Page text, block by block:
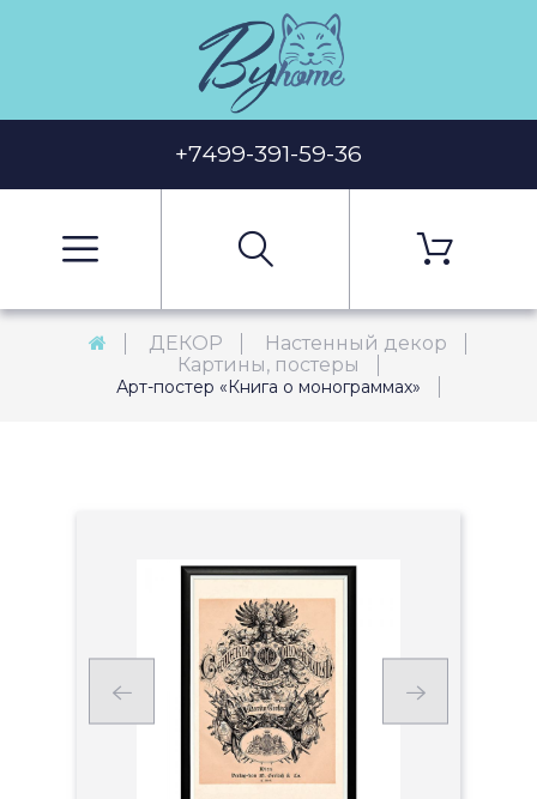
+7499-391-59-36
ДЕКОР
Настенный декор
Картины, постеры
Арт-постер «Книга о монограммах»